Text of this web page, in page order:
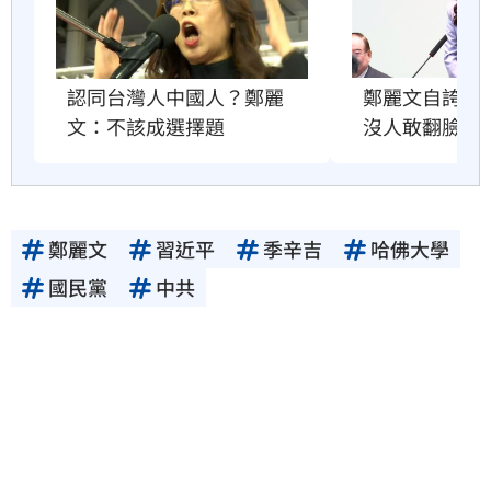
認同台灣人中國人？鄭麗
文：不該成選擇題
鄭麗文自誇很
沒人敢翻臉原
鄭麗文 習近平 季辛吉
哈佛大學
國民黨
中共